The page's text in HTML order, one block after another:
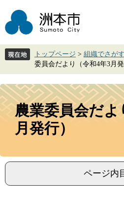
ジ
先
ュ
を
て
本
トップページ > 組織でさがす
委員会だより（令和4年3月発
本
文
農業委員会だよ
月発行）
ページ内